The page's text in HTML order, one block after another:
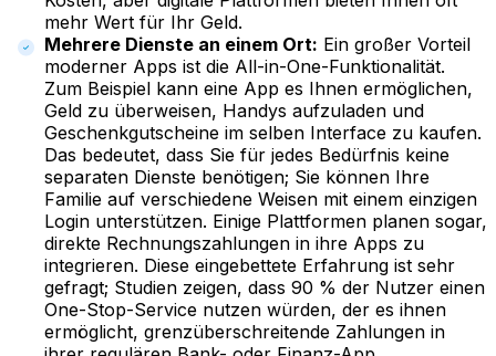
mehr Wert für Ihr Geld.
Mehrere Dienste an einem Ort: Ein großer Vorteil
moderner Apps ist die All-in-One-Funktionalität.
Zum Beispiel kann eine App es Ihnen ermöglichen,
Geld zu überweisen, Handys aufzuladen und
Geschenkgutscheine im selben Interface zu kaufen.
Das bedeutet, dass Sie für jedes Bedürfnis keine
separaten Dienste benötigen; Sie können Ihre
Familie auf verschiedene Weisen mit einem einzigen
Login unterstützen. Einige Plattformen planen sogar,
direkte Rechnungszahlungen in ihre Apps zu
integrieren. Diese eingebettete Erfahrung ist sehr
gefragt; Studien zeigen, dass 90 % der Nutzer einen
One-Stop-Service nutzen würden, der es ihnen
ermöglicht, grenzüberschreitende Zahlungen in